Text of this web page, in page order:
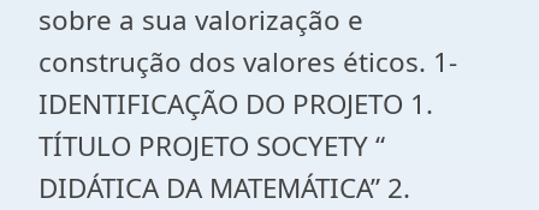
sobre a sua valorização e
construção dos valores éticos. 1-
IDENTIFICAÇÃO DO PROJETO 1.
TÍTULO PROJETO SOCYETY “
DIDÁTICA DA MATEMÁTICA” 2.